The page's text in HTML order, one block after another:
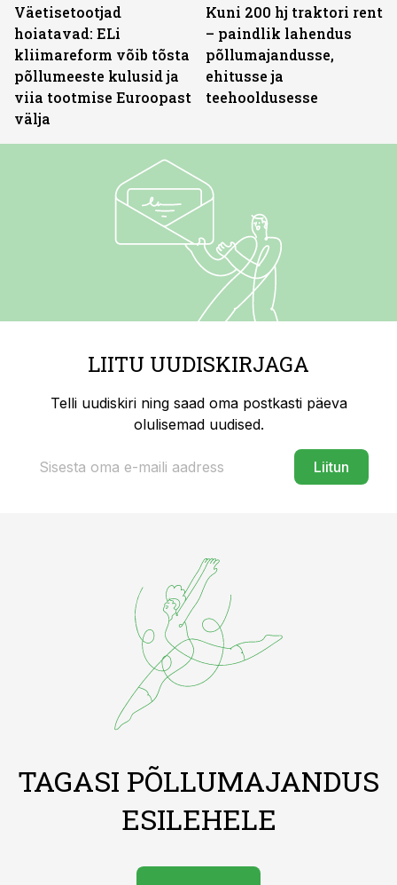
Väetisetootjad
hoiatavad: ELi
kliimareform võib tõsta
põllumeeste kulusid ja
viia tootmise Euroopast
välja
Kuni 200 hj traktori rent
– paindlik lahendus
põllumajandusse,
ehitusse ja
teehooldusesse
LIITU UUDISKIRJAGA
Telli uudiskiri ning saad oma postkasti päeva
olulisemad uudised.
Liitun
TAGASI PÕLLUMAJANDUS
ESILEHELE